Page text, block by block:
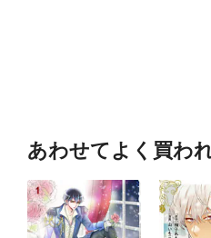
あわせてよく買わ